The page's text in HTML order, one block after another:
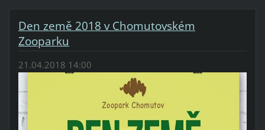
Den země 2018 v Chomutovském
Zooparku
21.04.2018 14:00